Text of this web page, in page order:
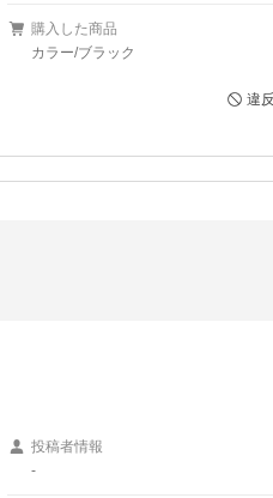
購入した商品
カラー/ブラック
違
投稿者情報
-